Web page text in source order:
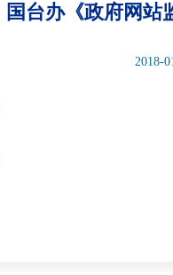
国台办《政府网站
2018-